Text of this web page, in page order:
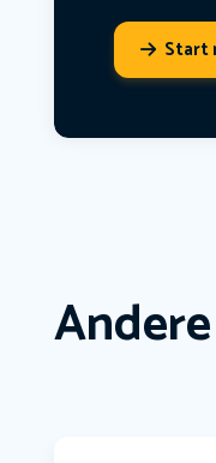
Start